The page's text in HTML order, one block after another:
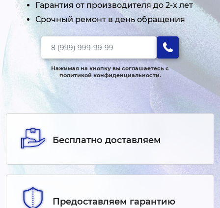
Гарантия от производителя до 2-х лет
Срочный ремонт в день обращения
Нажимая на кнопку вы соглашаетесь с
политикой конфиденциальности.
Бесплатно доставляем
Предоставляем гарантию